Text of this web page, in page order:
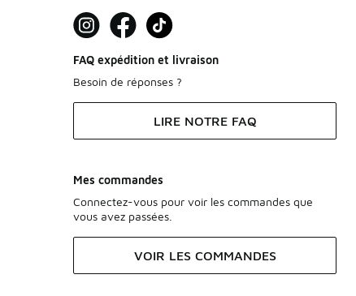
FAQ expédition et livraison
Besoin de réponses ?
LIRE NOTRE FAQ
Mes commandes
Connectez-vous pour voir les commandes que
vous avez passées.
VOIR LES COMMANDES